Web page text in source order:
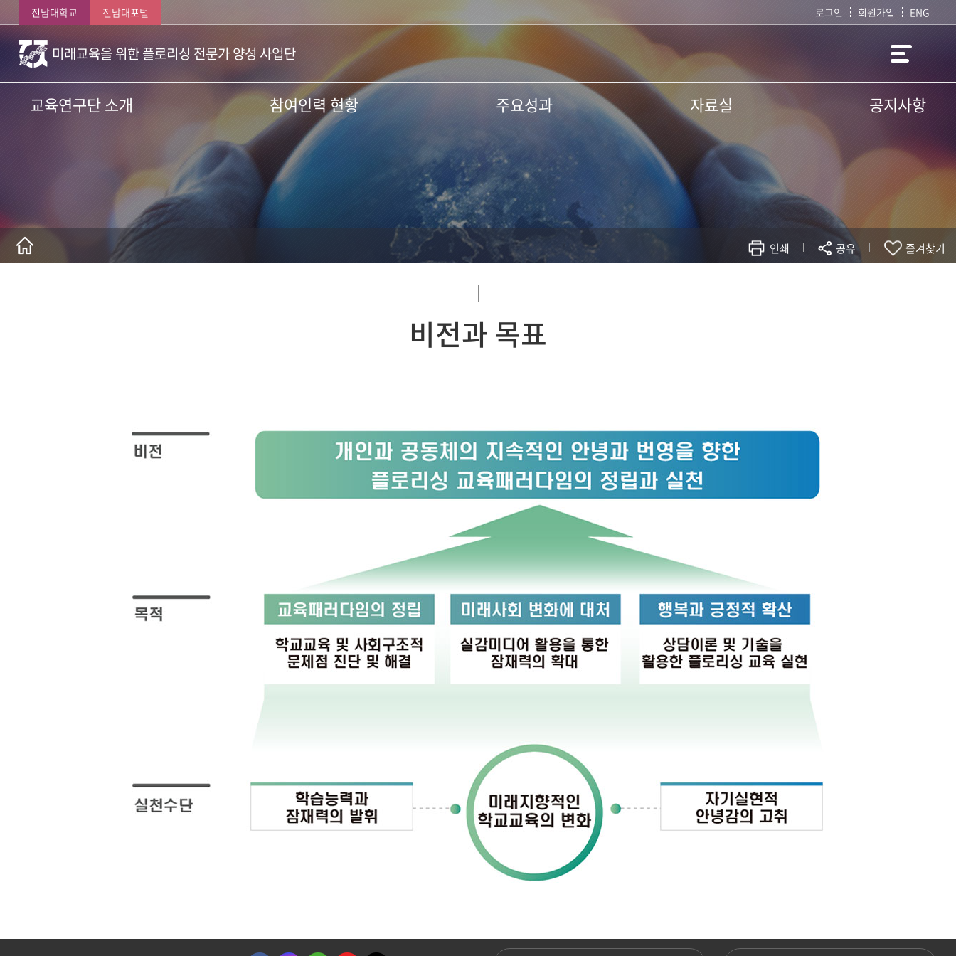
전남대학교 전남대포털 로그인 회원가입 ENG
미래교육을 위한 플로리싱 전문가 양성 사업단
교육연구단 소개
사업단계별 추진내용
운영규정
사업신청서
참여인력 현황
참여교수
신진연구인력
산학협력전담인력
참여대학원생
주요성과
교육실적
연구실적
기타
자료실
서식자료실
행사갤러리
학술자료실
공지사항
공지사항
교육연구단 소식
자유게시판
인쇄 공유 즐겨찾기
비전과 목표